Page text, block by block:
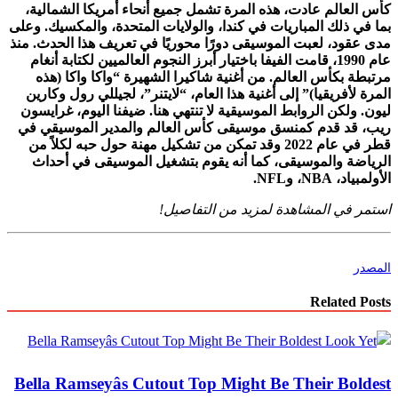
كأس العالم عادت، هذه المرة تشمل جميع أنحاء أمريكا الشمالية،
بما في ذلك المباريات في كندا، والولايات المتحدة، والمكسيك. وعلى
مدى عقود، لعبت الموسيقى دورًا محوريًا في تعريف هذا الحدث. منذ
عام 1990، قامت الفيفا باختيار أبرز النجوم العالميين لكتابة أنغام
مرتبطة بكأس العالم. من أغنية شاكيرا الشهيرة “واكا واكا (هذه
المرة لأفريقيا)” إلى أغنية هذا العام، “لايتنر”، لجيللي رول وكارين
ليون. ولكن الروابط الموسيقية لا تنتهي هنا. ضيفنا اليوم، غرايسون
ريب، قد قدم كمنسق موسيقى كأس العالم والمدير الموسيقي في
قطر في عام 2022 وقد تمكن من تشكيل مهنة حول حبه لكلاً من
الرياضة والموسيقى، كما أنه يقوم بتشغيل الموسيقى في أحداث
الأولمبياد، NBA، وNFL.
استمر في المشاهدة لمزيد من التفاصيل!
المصدر
Related Posts
Bella Ramseyâs Cutout Top Might Be Their Boldest